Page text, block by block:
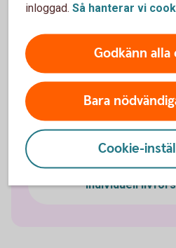
Vårdförsäkring
Individuell
inloggad. Så hanterar vi
Godkänn alla
Bara
Cookie-